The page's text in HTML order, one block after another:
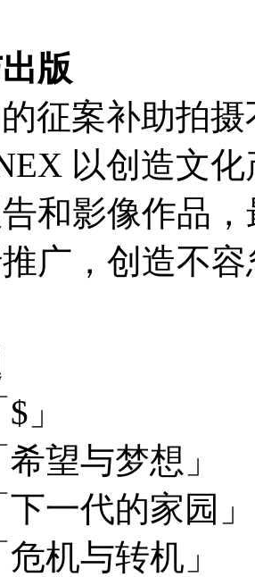
版
征案补助拍
以创造文
和影像作品
广，创造不
」
望与梦想」
一代的家园」
机与转机」